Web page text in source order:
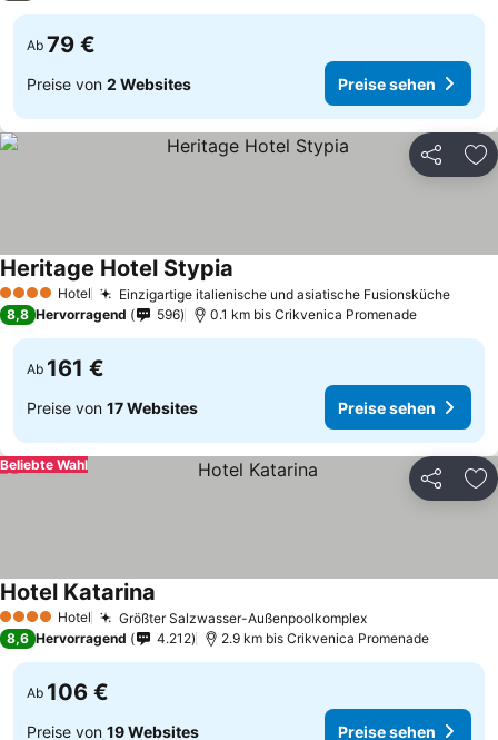
Ab 79 €
Preise von 2 Websites Preise sehen
Teilen
4 Sterne Hotel Einzigartige italienische und asiatische Fusionsküche
Heritage Hotel Stypia
8,8 Hervorragend 596 0.1 km bis Crikvenica Promenade
Ab 161 €
Preise von 17 Websites Preise sehen
Teilen
Beliebte Wahl
4 Sterne Hotel Größter Salzwasser-Außenpoolkomplex
Hotel Katarina
8,6 Hervorragend 4.212 2.9 km bis Crikvenica Promenade
Ab 106 €
Preise von 19 Websites Preise sehen